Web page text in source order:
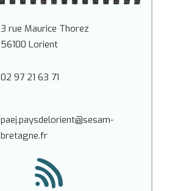
3 rue Maurice Thorez
56100 Lorient
02 97 21 63 71
paej.paysdelorient@sesam-
bretagne.fr